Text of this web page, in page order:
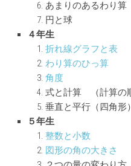
あまりのあるわり算
円と球
４年生
折れ線グラフと表
わり算のひっ算
角度
式と計算 （計算の
垂直と平行（四角形）
５年生
整数と小数
図形の角の大きさ